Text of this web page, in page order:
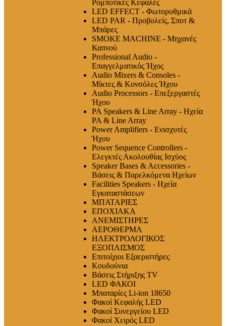
Ρομποτικές Κεφαλές
LED EFFECT - Φωτορυθμικά
LED PAR - Προβολείς, Σποτ &
Μπάρες
SMOKE MACHINE - Μηχανές
Καπνού
Professional Audio -
Επαγγελματικός Ήχος
Audio Mixers & Consoles -
Μίκτες & Κονσόλες Ήχου
Audio Processors - Επεξεργαστές
Ήχου
PA Speakers & Line Array - Ηχεία
PA & Line Array
Power Amplifiers - Ενισχυτές
Ήχου
Power Sequence Controllers -
Ελεγκτές Ακολουθίας Ισχύος
Speaker Bases & Accessories -
Βάσεις & Παρελκόμενα Ηχείων
Facilities Speakers - Ηχεία
Εγκαταστάσεων
ΜΠΑΤΑΡΙΕΣ
ΕΠΟΧΙΑΚΑ
ΑΝΕΜΙΣΤΗΡΕΣ
ΑΕΡΟΘΕΡΜΑ
ΗΛΕΚΤΡΟΛΟΓΙΚΟΣ
ΕΞΟΠΛΙΣΜΟΣ
Επιτοίχιοι Εξαεριστήρες
Κουδούνια
Βάσεις Στήριξης TV
LED ΦΑΚΟΙ
Μπαταρίες Li-ion 18650
Φακοί Κεφαλής LED
Φακοί Συνεργείου LED
Φακοί Χειρός LED